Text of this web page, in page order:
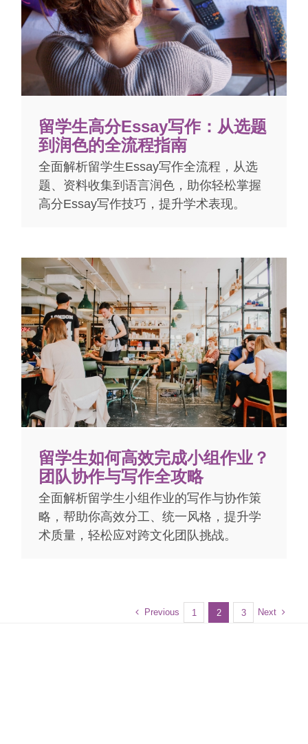
留学生高分Essay写作：从选题
到润色的全流程指南
全面解析留学生Essay写作全流程，从选
题、资料收集到语言润色，助你轻松掌握
高分Essay写作技巧，提升学术表现。
留学生如何高效完成小组作业？
团队协作与写作全攻略
全面解析留学生小组作业的写作与协作策
略，帮助你高效分工、统一风格，提升学
术质量，轻松应对跨文化团队挑战。
Previous 1 2 3 Next